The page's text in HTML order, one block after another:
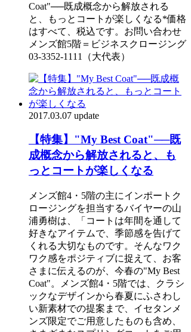
Coat"──既成概念から解放される
と、もっとコートが楽しくなる*価格
はすべて、税込です。お問い合わせ
メンズ館5階＝ビジネスクロージング
03-3352-1111（大代表）
2017.03.07 update
【特集】"My Best Coat"──既
成概念から解放されると、も
っとコートが楽しくなる
メンズ館4・5階の主にインポートク
ロージングを担当するバイヤーの山
浦勇樹は、「コートは年間を通して
好きなアイテムで、季節感を告げて
くれる大切なものです。そんなワク
ワク感をポジティブに捉えて、お客
さまに伝えるのが、今春の"My Best
Coat"。メンズ館4・5階では、クラシ
ックなデザインから春夏にふさわし
い新素材での提案まで、イセタンメ
ンズ限定でご用意したものも含め、